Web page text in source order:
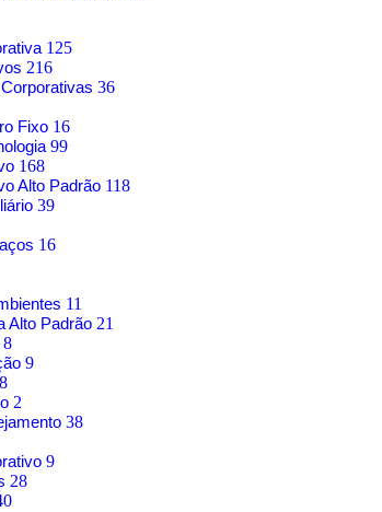
125
216
36
Fixo 16
99
168
Alto Padrão 118
39
16
11
Alto Padrão 21
8
9
2
38
9
28